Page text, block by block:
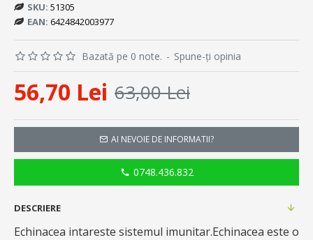
SKU: 51305
EAN: 6424842003977
Bazată pe 0 note. - Spune-ţi opinia
56,70 Lei 63,00 Lei
AI NEVOIE DE INFORMATII?
0748.436.832
DESCRIERE
Echinacea intareste sistemul imunitar.Echinacea este o